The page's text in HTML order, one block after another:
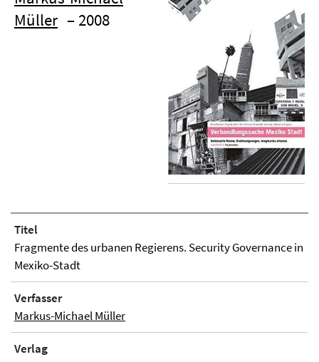
Müller – 2008
Titel
Fragmente des urbanen Regierens. Security Governance in
Mexiko-Stadt
Verfasser
Markus-Michael Müller
Verlag